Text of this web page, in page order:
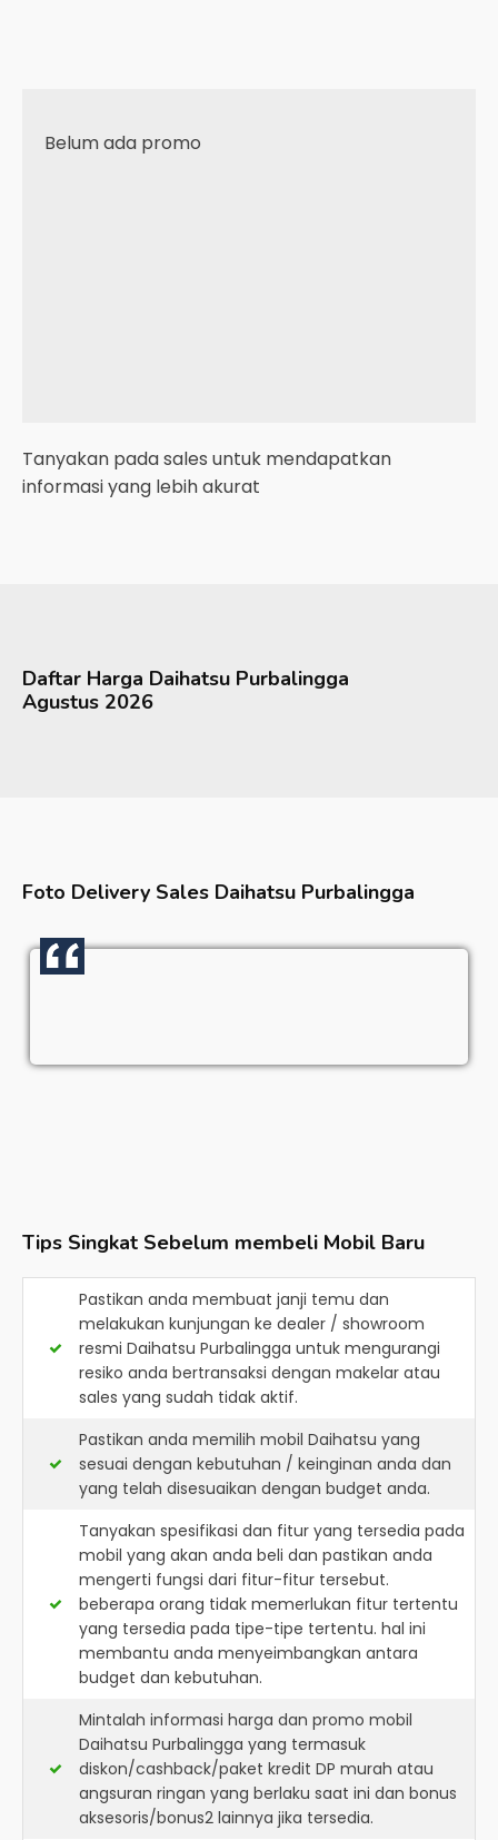
Belum ada promo
Tanyakan pada sales untuk mendapatkan
informasi yang lebih akurat
Daftar Harga Daihatsu Purbalingga
Agustus 2026
Foto Delivery Sales Daihatsu Purbalingga
Tips Singkat Sebelum membeli Mobil Baru
Pastikan anda membuat janji temu dan
melakukan kunjungan ke dealer / showroom
resmi Daihatsu Purbalingga untuk mengurangi
resiko anda bertransaksi dengan makelar atau
sales yang sudah tidak aktif.
Pastikan anda memilih mobil Daihatsu yang
sesuai dengan kebutuhan / keinginan anda dan
yang telah disesuaikan dengan budget anda.
Tanyakan spesifikasi dan fitur yang tersedia pada
mobil yang akan anda beli dan pastikan anda
mengerti fungsi dari fitur-fitur tersebut.
beberapa orang tidak memerlukan fitur tertentu
yang tersedia pada tipe-tipe tertentu. hal ini
membantu anda menyeimbangkan antara
budget dan kebutuhan.
Mintalah informasi harga dan promo mobil
Daihatsu Purbalingga yang termasuk
diskon/cashback/paket kredit DP murah atau
angsuran ringan yang berlaku saat ini dan bonus
aksesoris/bonus2 lainnya jika tersedia.